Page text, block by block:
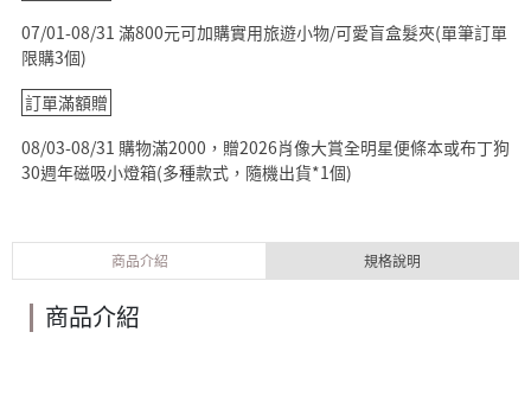
07/01-08/31 滿800元可加購實用旅遊小物/可愛盲盒髮夾(單筆訂單
限購3個)
訂單滿額贈
08/03-08/31 購物滿2000，贈2026肖像大賞全明星便條本或布丁狗
30週年磁吸小燈箱(多種款式，隨機出貨*1個)
商品介紹 規格說明
商品介紹